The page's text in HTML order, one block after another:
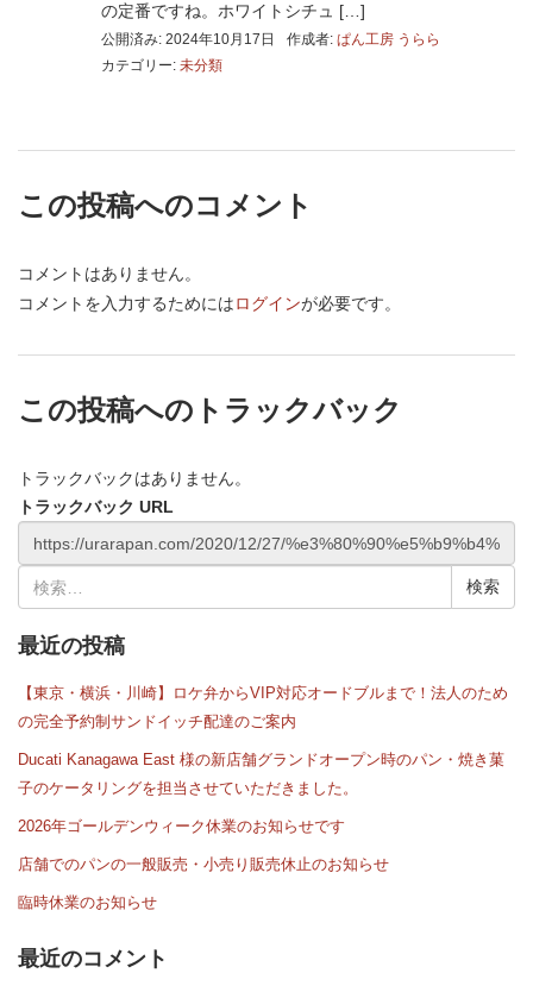
の定番ですね。ホワイトシチュ […]
公開済み: 2024年10月17日 作成者: ぱん工房 うらら
カテゴリー: 未分類
この投稿へのコメント
コメントはありません。
コメントを入力するためにはログインが必要です。
この投稿へのトラックバック
トラックバックはありません。
トラックバック URL
索:
最近の投稿
【東京・横浜・川崎】ロケ弁からVIP対応オードブルまで！法人のため
の完全予約制サンドイッチ配達のご案内
Ducati Kanagawa East 様の新店舗グランドオープン時のパン・焼き菓
子のケータリングを担当させていただきました。
2026年ゴールデンウィーク休業のお知らせです
店舗でのパンの一般販売・小売り販売休止のお知らせ
臨時休業のお知らせ
最近のコメント